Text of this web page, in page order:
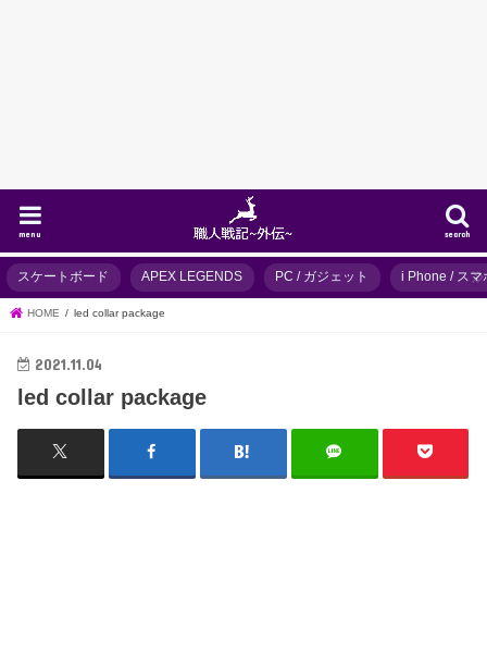
search
menu
スケートボード APEX LEGENDS PC / ガジェット i Phone / スマ
HOME led collar package
2021.11.04
led collar package